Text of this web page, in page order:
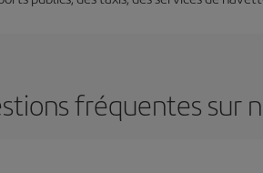
fréquentes sur